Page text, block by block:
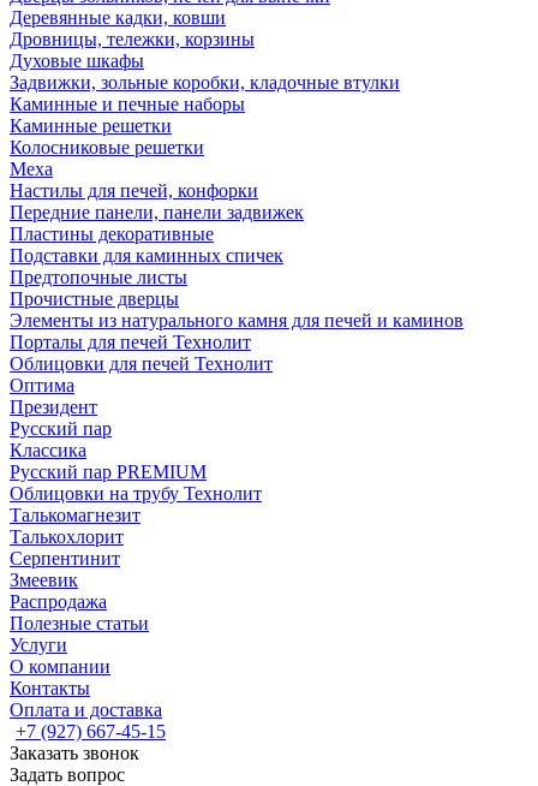
Деревянные кадки, ковши
Дровницы, тележки, корзины
Духовые шкафы
Задвижки, зольные коробки, кладочные втулки
Каминные и печные наборы
Каминные решетки
Колосниковые решетки
Меха
Настилы для печей, конфорки
Передние панели, панели задвижек
Пластины декоративные
Подставки для каминных спичек
Предтопочные листы
Прочистные дверцы
Элементы из натурального камня для печей и каминов
Порталы для печей Технолит
Облицовки для печей Технолит
Оптима
Президент
Русский пар
Классика
Русский пар PREMIUM
Облицовки на трубу Технолит
Талькомагнезит
Талькохлорит
Серпентинит
Змеевик
Распродажа
Полезные статьи
Услуги
О компании
Контакты
Оплата и доставка
+7 (927) 667-45-15
Заказать звонок
Задать вопрос